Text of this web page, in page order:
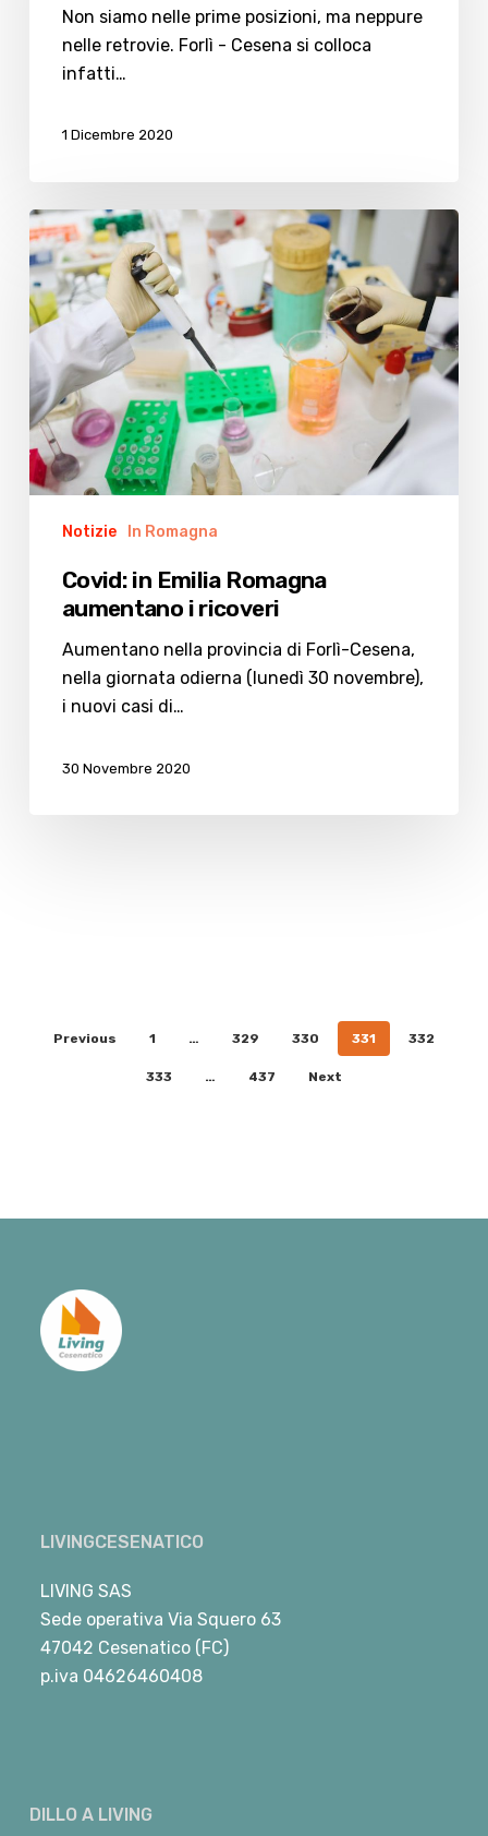
CesenaNon siamo nelle prime posizioni, ma neppure
nelle retrovie. Forlì - Cesena si colloca
infatti…
1 Dicembre 2020
Covid:
in
Emilia
Romagna
aumentano
ricoveri
Notizie In Romagna
Covid: in Emilia Romagna
aumentano i ricoveri
Aumentano nella provincia di Forlì-Cesena,
nella giornata odierna (lunedì 30 novembre),
i nuovi casi di…
30 Novembre 2020
Previous 1 … 329 330 331 332
333 … 437 Next
LIVINGCESENATICO
LIVING SAS
Sede operativa Via Squero 63
47042 Cesenatico (FC)
p.iva 04626460408
DILLO A LIVING